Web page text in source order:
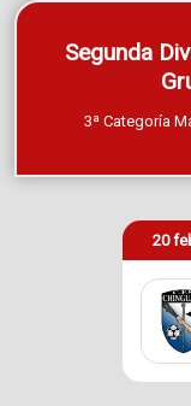
Segunda
3ª Categoría
20